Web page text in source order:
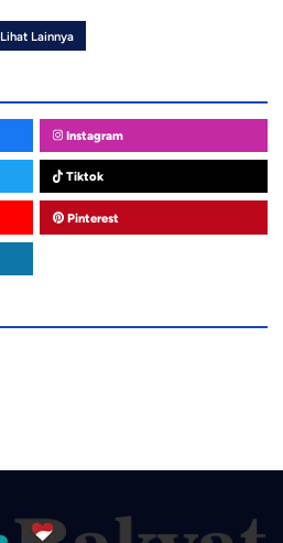
Lihat Lainnya
Instagram
Tiktok
Pinterest